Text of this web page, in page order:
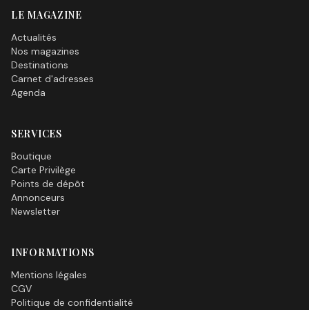
LE MAGAZINE
Actualités
Nos magazines
Destinations
Carnet d'adresses
Agenda
SERVICES
Boutique
Carte Privilège
Points de dépôt
Annonceurs
Newsletter
INFORMATIONS
Mentions légales
CGV
Politique de confidentialité